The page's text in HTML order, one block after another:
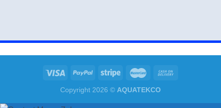
Copyright 2026 © AQUATEKCO